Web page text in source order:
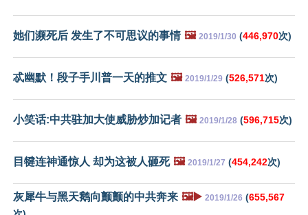
她们濒死后 发生了不可思议的事情 🖼️ 2019/1/30 (446,970次)
忒幽默！段子手川普一天的推文 🖼️ 2019/1/29 (526,571次)
小笑话:中共驻加大使威胁炒加记者 🖼️ 2019/1/28 (596,715次)
目犍连神通惊人 却为这被人砸死 🖼️ 2019/1/27 (454,242次)
灰犀牛与黑天鹅向颤颤的中共奔来 🖼️▶️ 2019/1/26 (655,567